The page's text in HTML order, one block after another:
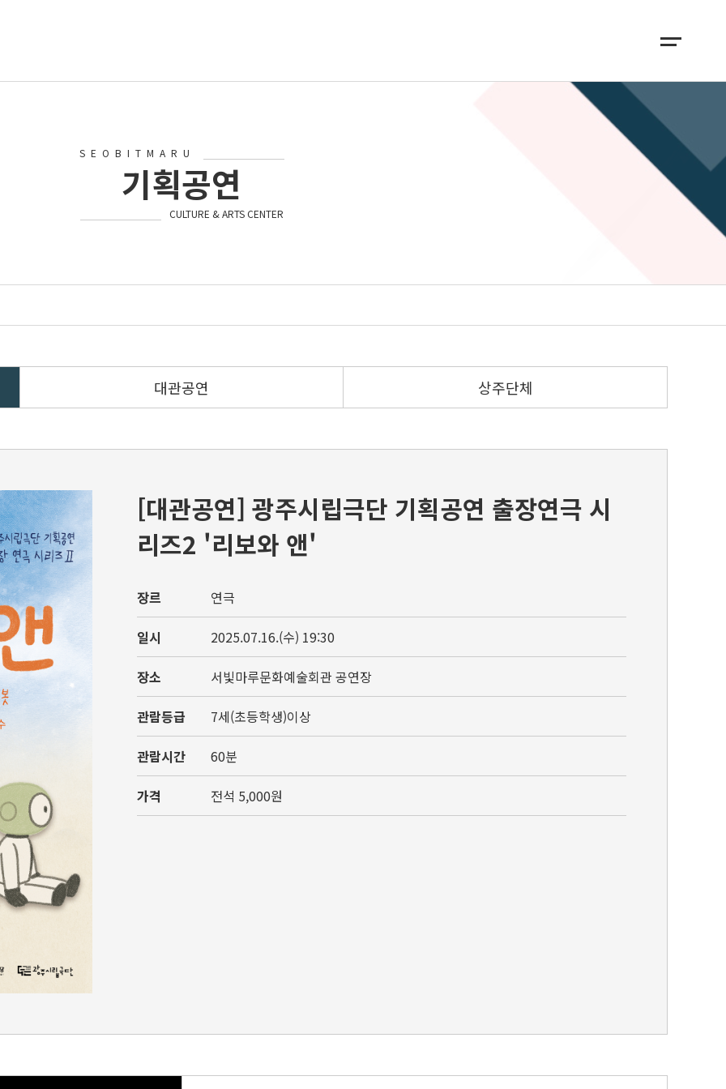
SEOBITMARU
기획공연
CULTURE & ARTS CENTER
대관공연 상주단체
[대관공연] 광주시립극단 기획공연 출장연극 시
리즈2 '리보와 앤'
장르 연극
일시 2025.07.16.(수) 19:30
장소 서빛마루문화예술회관 공연장
관람등급 7세(초등학생)이상
관람시간 60분
가격 전석 5,000원